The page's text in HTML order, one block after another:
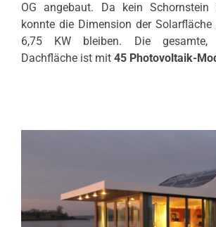
OG angebaut. Da kein Schornstein
konnte die Dimension der Solarfläche
6,75 KW bleiben. Die gesamte,
Dachfläche ist mit 45 Photovoltaik-